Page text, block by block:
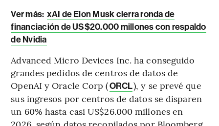
Ver más: xAI de Elon Musk cierra ronda de
financiación de US$20.000 millones con respaldo
de Nvidia
Advanced Micro Devices Inc. ha conseguido
grandes pedidos de centros de datos de
OpenAI y Oracle Corp (ORCL), y se prevé que
sus ingresos por centros de datos se disparen
un 60% hasta casi US$26.000 millones en